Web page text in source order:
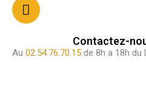
Contactez-
Au 02.54.76.70.15 de 8h a 18h du